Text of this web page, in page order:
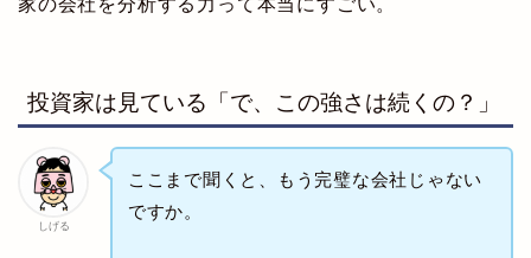
家の会社を分析する力って本当にすごい。
投資家は見ている「で、この強さは続くの？」
しげる
ここまで聞くと、もう完璧な会社じゃない
ですか。